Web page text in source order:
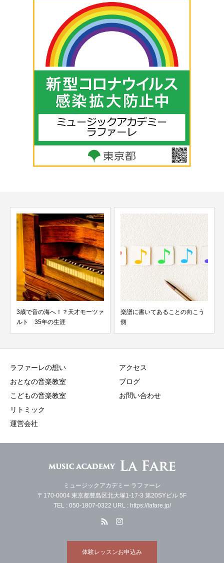
3歳で音の海へ！？天才モーツァ
ルト 35年の生涯
楽譜に書いてあることの向こう
側
ラファーレの想い
おとなの音楽教室
こどもの音楽教室
リトミック
運営会社
アクセス
ブログ
お問い合わせ
ミュージックアカデミー ラファーレ
〒170-0004 東京都豊島区北大塚1-17-3 第20SYビル 5F
TEL : 050-1807-0322 URL : https://lafare.jp/
体験レッスンお申込み